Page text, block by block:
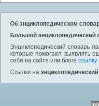
Об энциклопедическом
Большой энциклопедический
Энциклопедический словарь
которые помогают выявлять
себя на сайте или блоге ссылку
Ссылки на